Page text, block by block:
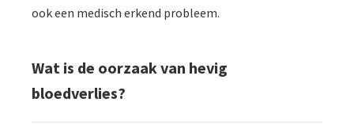
ook een medisch erkend probleem.
Wat is de oorzaak van hevig
bloedverlies?